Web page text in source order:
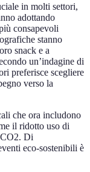
in molti settori,
adottando
consapevoli
stanno
snack e a
un’indagine di
preferisce scegliere
verso la
che ora includono
il ridotto uso di
Di
eco-sostenibili è